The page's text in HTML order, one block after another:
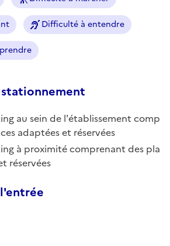
Difficulté à entendre
au sein de l'établissement comp
adaptées et réservées
à proximité comprenant des pla
réservées